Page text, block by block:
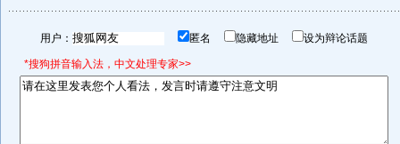
用户： 匿名 隐藏地址 设为辩论话题
*搜狗拼音输入法，中文处理专家>>